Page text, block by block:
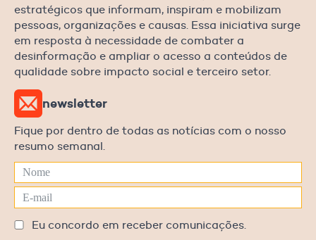
estratégicos que informam, inspiram e mobilizam
pessoas, organizações e causas. Essa iniciativa surge
em resposta à necessidade de combater a
desinformação e ampliar o acesso a conteúdos de
qualidade sobre impacto social e terceiro setor.
newsletter
Fique por dentro de todas as notícias com o nosso
resumo semanal.
Eu concordo em receber comunicações.